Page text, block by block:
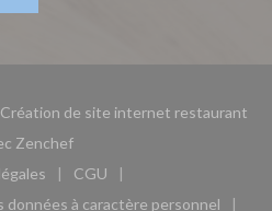
de site internet restaurant
Zenchef((ouvre une nouvelle
((ouvre une nouvelle fenêtre))
CGU
((ouvre une nouvelle
à caractère personnel